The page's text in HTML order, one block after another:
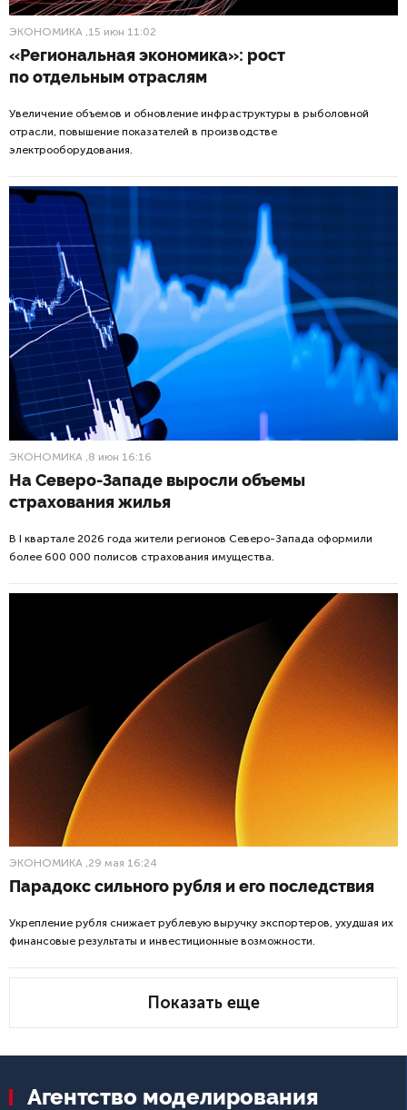
ЭКОНОМИКА ,15 июн 11:02
«Региональная экономика»: рост
по отдельным отраслям
Увеличение объемов и обновление инфраструктуры в рыболовной
отрасли, повышение показателей в производстве
электрооборудования.
ЭКОНОМИКА ,8 июн 16:16
На Северо-Западе выросли объемы
страхования жилья
В I квартале 2026 года жители регионов Северо-Запада оформили
более 600 000 полисов страхования имущества.
ЭКОНОМИКА ,29 мая 16:24
Парадокс сильного рубля и его последствия
Укрепление рубля снижает рублевую выручку экспортеров, ухудшая их
финансовые результаты и инвестиционные возможности.
Показать еще
Агентство моделирования